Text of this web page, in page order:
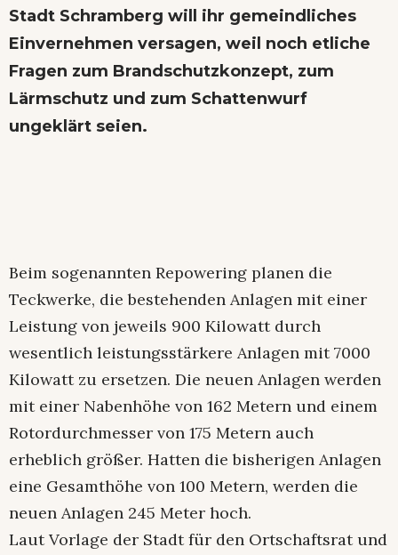
Stadt Schramberg will ihr gemeindliches
Einvernehmen versagen, weil noch etliche
Fragen zum Brandschutzkonzept, zum
Lärmschutz und zum Schattenwurf
ungeklärt seien.
Beim sogenannten Repowering planen die
Teckwerke, die bestehenden Anlagen mit einer
Leistung von jeweils 900 Kilowatt durch
wesentlich leistungsstärkere Anlagen mit 7000
Kilowatt zu ersetzen. Die neuen Anlagen werden
mit einer Nabenhöhe von 162 Metern und einem
Rotordurchmesser von 175 Metern auch
erheblich größer. Hatten die bisherigen Anlagen
eine Gesamthöhe von 100 Metern, werden die
neuen Anlagen 245 Meter hoch.
Laut Vorlage der Stadt für den Ortschaftsrat und